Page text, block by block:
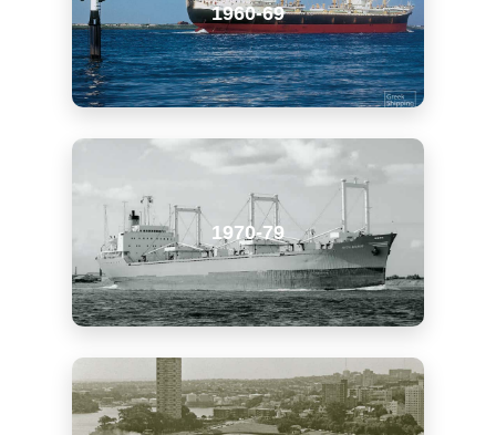
1960-69
1970-79